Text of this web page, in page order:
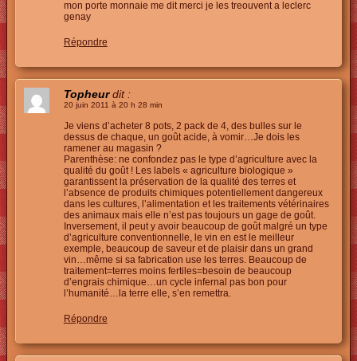
mon porte monnaie me dit merci je les treouvent a leclerc
genay
Répondre
Topheur dit :
20 juin 2011 à 20 h 28 min
Je viens d’acheter 8 pots, 2 pack de 4, des bulles sur le
dessus de chaque, un goût acide, à vomir…Je dois les
ramener au magasin ?
Parenthèse: ne confondez pas le type d’agriculture avec la
qualité du goût ! Les labels « agriculture biologique »
garantissent la préservation de la qualité des terres et
l’absence de produits chimiques potentiellement dangereux
dans les cultures, l’alimentation et les traitements vétérinaires
des animaux mais elle n’est pas toujours un gage de goût.
Inversement, il peut y avoir beaucoup de goût malgré un type
d’agriculture conventionnelle, le vin en est le meilleur
exemple, beaucoup de saveur et de plaisir dans un grand
vin…même si sa fabrication use les terres. Beaucoup de
traitement=terres moins fertiles=besoin de beaucoup
d’engrais chimique…un cycle infernal pas bon pour
l’humanité…la terre elle, s’en remettra.
Répondre